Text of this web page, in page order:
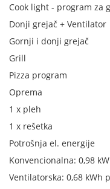
Cook light - program za
Donji grejač + Ventilator
Gornji i donji grejač
Grill
Pizza program
Oprema
1 x pleh
1 x rešetka
Potrošnja el. energije
Konvencionalna: 0,98
Ventilatorska: 0,68 kWh